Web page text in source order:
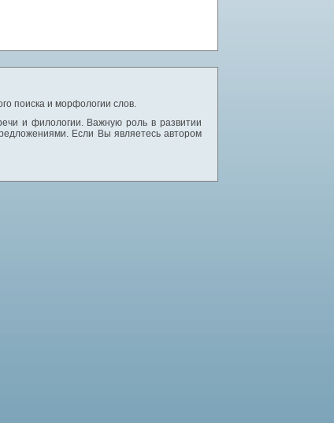
поиска и морфологии слов.
и филологии. Важную роль в развитии
Если Вы являетесь автором